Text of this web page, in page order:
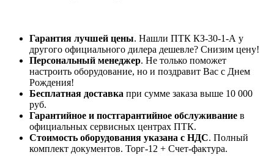
Гарантия лучшей цены. Нашли ПТК КЗ-30-1-А у
другого официального дилера дешевле? Снизим цену!
Персональный менеджер. Не только поможет
настроить оборудование, но и поздравит Вас с Днем
Рождения!
Бесплатная доставка при сумме заказа выше 10 000
руб.
Гарантийное и постгарантийное обслуживание в
официальных сервисных центрах ПТК.
Стоимость оборудования указана с НДС. Полный
комплект документов. Торг-12 + Счет-фактура.​